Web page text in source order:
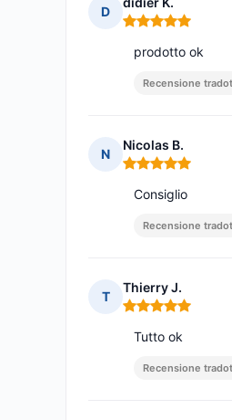
D
Nota: 5 su 5
prodotto ok
Recensione
N
Nicolas B.
Nota: 5 su 5
Consiglio
Recensione
T
Thierry J.
Nota: 5 su 5
Tutto ok
Recensione